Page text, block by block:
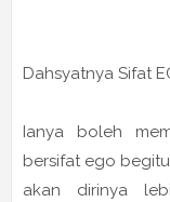
Dahsyatnya Sifat
Ianya boleh
bersifat ego begitu
akan dirinya